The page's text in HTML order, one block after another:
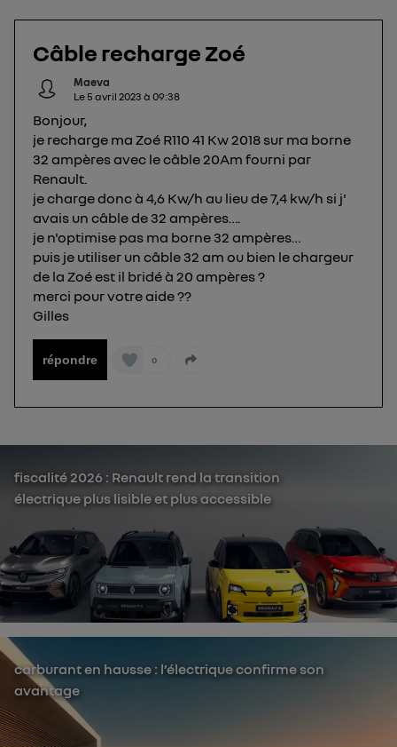
Câble recharge Zoé
Maeva
Le 5 avril 2023 à 09:38
Bonjour,
je recharge ma Zoé R110 41 Kw 2018 sur ma borne
32 ampères avec le câble 20Am fourni par
Renault.
je charge donc à 4,6 Kw/h au lieu de 7,4 kw/h si j'
avais un câble de 32 ampères….
je n'optimise pas ma borne 32 ampères…
puis je utiliser un câble 32 am ou bien le chargeur
de la Zoé est il bridé à 20 ampères ?
merci pour votre aide ??
Gilles
répondre 0
fiscalité 2026 : Renault rend la transition
électrique plus lisible et plus accessible
carburant en hausse : l’électrique confirme son
avantage
internet. Ainsi, toutes les personnes utilisant la
même connexion et ayant consenties se verront
attribuer le même identifiant. En général :
Pour une
sur la navigation des membres du foyer ayant consentis.
Pour uneconnexion mobile
, la personnalisation sera basée
uniquement sur la navigation de l'utilisateur du mobile.
Vous pouvez à tout moment retirer ce
consentement surle portail d’Utiq("
") ou via la page « gérer Utiq » en bas de ce site.
Pour plus d'informations, veuillez consulterla
Politique d'information sur les données
personnelles d'Utiq